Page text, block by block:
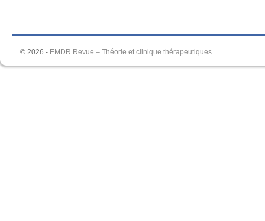
© 2026 - EMDR Revue – Théorie et clinique thérapeutiques